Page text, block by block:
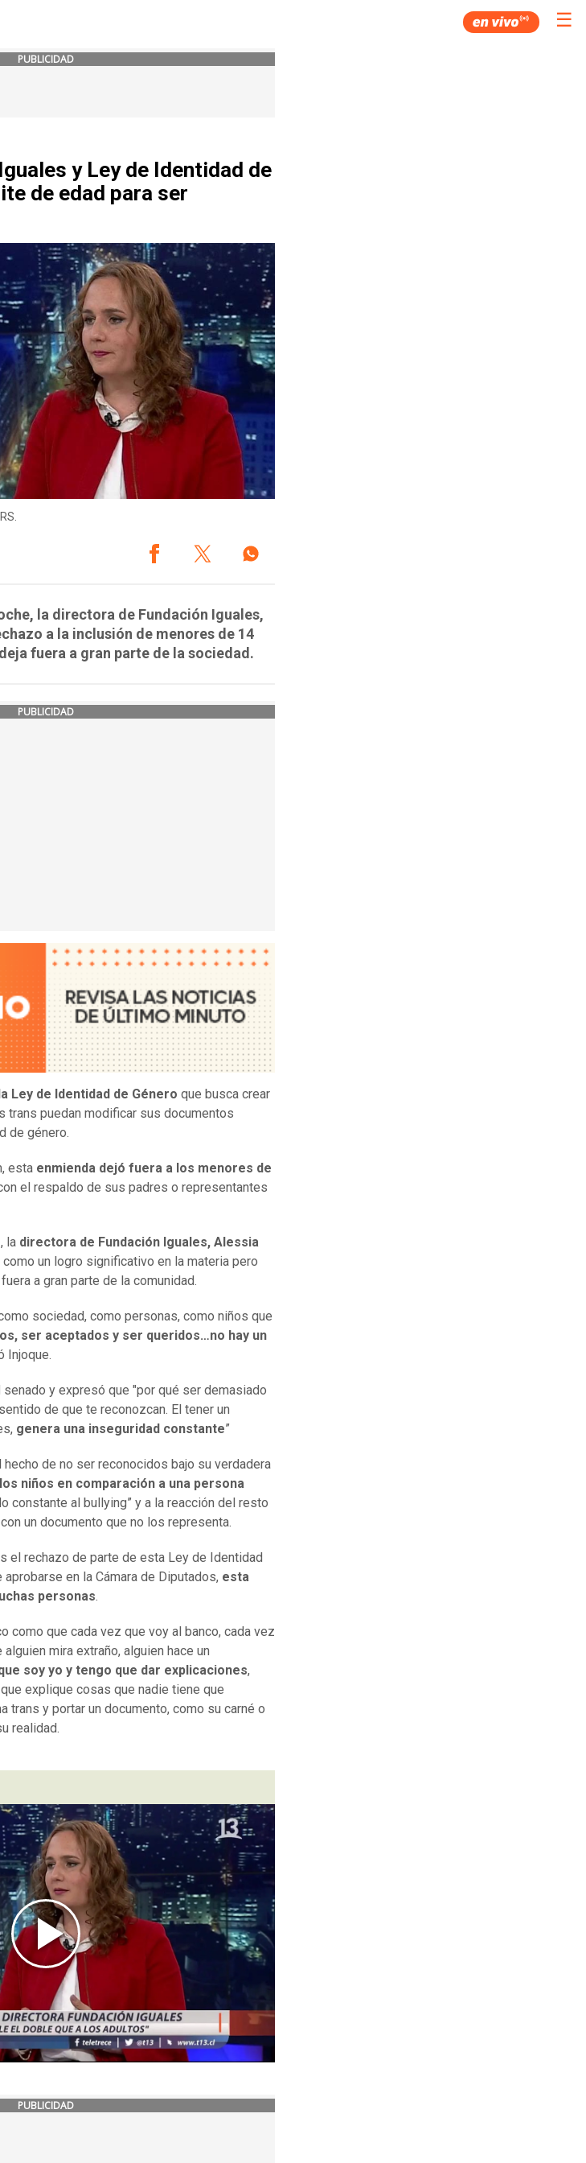
☰
PUBLICIDAD
y Ley de Identidad de
de edad para ser
la directora de Fundación Iguales,
a la inclusión de menores de 14
fuera a gran parte de la sociedad.
PUBLICIDAD
Ley de Identidad de Género que busca crear
trans puedan modificar sus documentos
de género.
esta enmienda dejó fuera a los menores de
el respaldo de sus padres o representantes
, la directora de Fundación Iguales, Alessia
un logro significativo en la materia pero
a gran parte de la comunidad.
sociedad, como personas, como niños que
ser aceptados y ser queridos…no hay un
Injoque.
y expresó que "por qué ser demasiado
de que te reconozcan. El tener un
genera una inseguridad constante”
de no ser reconocidos bajo su verdadera
niños en comparación a una persona
constante al bullying” y a la reacción del resto
un documento que no los representa.
el rechazo de parte de esta Ley de Identidad
en la Cámara de Diputados, esta
personas.
como que cada vez que voy al banco, cada vez
mira extraño, alguien hace un
soy yo y tengo que dar explicaciones,
explique cosas que nadie tiene que
trans y portar un documento, como su carné o
realidad.
PUBLICIDAD